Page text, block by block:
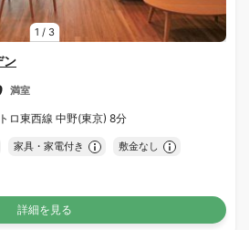
1 / 3
ン
満室
ロ東西線 中野(東京) 8分
家具・家電付き 敷金なし
詳細を見る